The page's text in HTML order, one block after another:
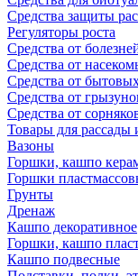
Средства защиты
Регуляторы роста
Средства от
Средства от
Средства от
Средства от
Средства от
Товары для рассады
Вазоны
Горшки, кашпо
Горшки
Грунты
Дренаж
Кашпо декоративное
Горшки, кашпо
Кашпо подвесные